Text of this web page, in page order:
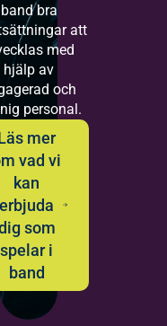
band bra
att
med
hjälp av
och
personal.
mer
vad vi
kan
erbjuda
som
spelar i
band